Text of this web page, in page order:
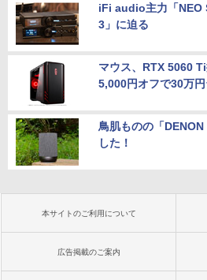
iFi audio主力「NEO
3」に迫る
マウス、RTX 5060
5,000円オフで30万円
鳥肌ものの「
した！
本サイトのご利用について
広告掲載のご案内